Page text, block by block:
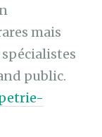
mais
public.